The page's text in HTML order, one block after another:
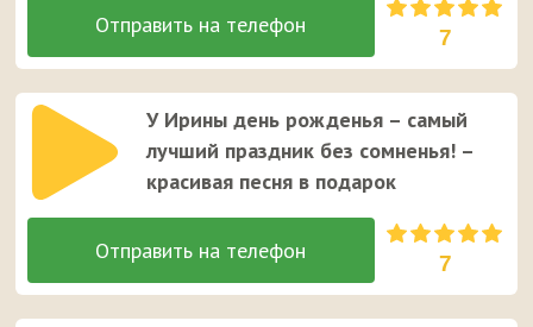
7
У Ирины день рожденья – самый
лучший праздник без сомненья! –
красивая песня в подарок
7